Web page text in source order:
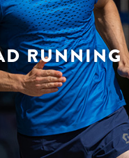
RUNNING